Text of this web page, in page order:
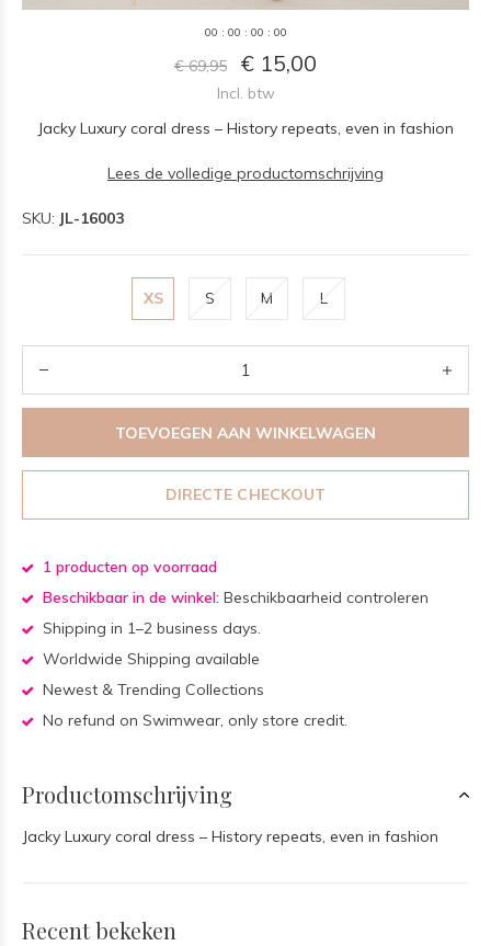
00 : 00 : 00 : 00
€ 69,95 € 15,00
Incl. btw
Jacky Luxury coral dress – History repeats, even in fashion
Lees de volledige productomschrijving
SKU: JL-16003
XS S M L
TOEVOEGEN AAN WINKELWAGEN
DIRECTE CHECKOUT
1 producten op voorraad
Beschikbaar in de winkel: Beschikbaarheid controleren
Shipping in 1–2 business days.
Worldwide Shipping available
Newest & Trending Collections
No refund on Swimwear, only store credit.
Productomschrijving
Jacky Luxury coral dress – History repeats, even in fashion
Recent bekeken